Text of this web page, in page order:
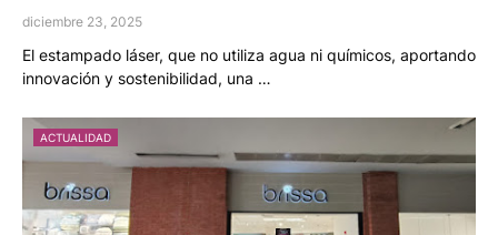
diciembre 23, 2025
El estampado láser, que no utiliza agua ni químicos, aportando
innovación y sostenibilidad, una …
ACTUALIDAD